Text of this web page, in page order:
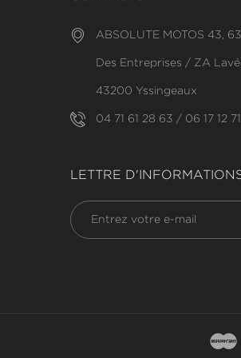
ABSOLUTE MOTOS 43,
Des Entreprises / ZA
43200 Yssingeaux
04 71 61 28 63 / 06 17 12
LETTRE